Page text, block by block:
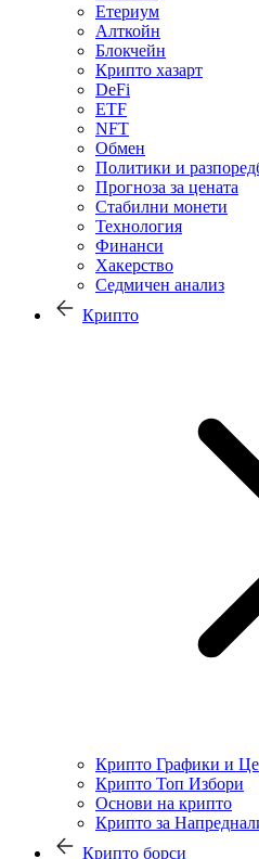
Етериум
Алткойн
Блокчейн
Крипто хазарт
DeFi
ETF
NFT
Обмен
Политики и
Прогноза за цената
Стабилни монети
Технология
Финанси
Хакерство
Седмичен анализ
Крипто
Крипто Графики и
Крипто Топ Избори
Основи на крипто
Крипто за
Крипто борси